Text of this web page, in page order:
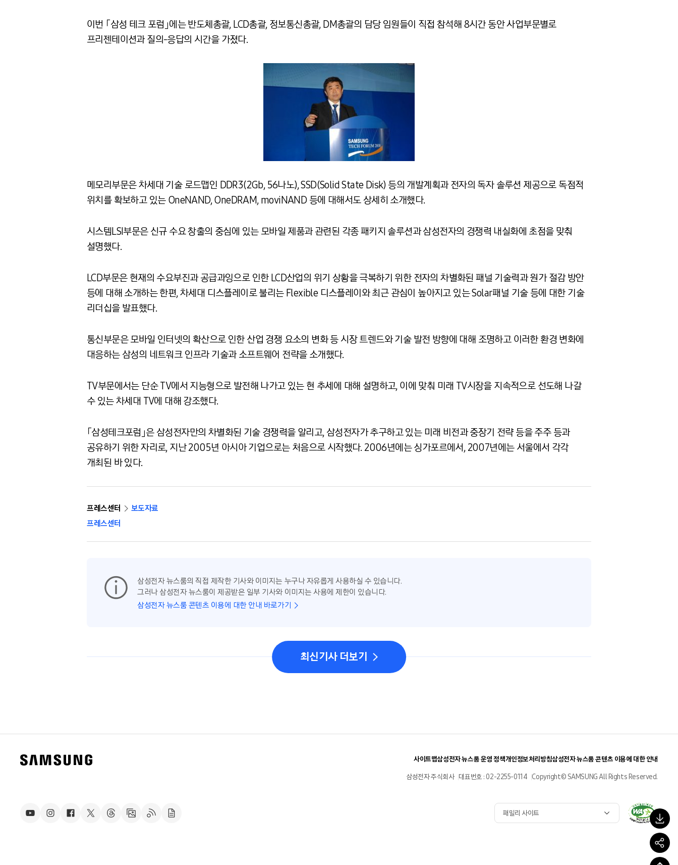
이번 「삼성 테크 포럼」에는 반도체총괄, LCD총괄, 정보통신총괄, DM총괄의 담당 임원들이 직접 참석해 8시간 동안 사업부문별로
프리젠테이션과 질의-응답의 시간을 가졌다.
메모리부문은 차세대 기술 로드맵인 DDR3(2Gb, 56나노), SSD(Solid State Disk) 등의 개발계획과 전자의 독자 솔루션 제공으로 독점적
위치를 확보하고 있는 OneNAND, OneDRAM, moviNAND 등에 대해서도 상세히 소개했다.
시스템LSI부문은 신규 수요 창출의 중심에 있는 모바일 제품과 관련된 각종 패키지 솔루션과 삼성전자의 경쟁력 내실화에 초점을 맞춰
설명했다.
LCD부문은 현재의 수요부진과 공급과잉으로 인한 LCD산업의 위기 상황을 극복하기 위한 전자의 차별화된 패널 기술력과 원가 절감 방안
등에 대해 소개하는 한편, 차세대 디스플레이로 불리는 Flexible 디스플레이와 최근 관심이 높아지고 있는 Solar패널 기술 등에 대한 기술
리더십을 발표했다.
통신부문은 모바일 인터넷의 확산으로 인한 산업 경쟁 요소의 변화 등 시장 트렌드와 기술 발전 방향에 대해 조명하고 이러한 환경 변화에
대응하는 삼성의 네트워크 인프라 기술과 소프트웨어 전략을 소개했다.
TV부문에서는 단순 TV에서 지능형으로 발전해 나가고 있는 현 추세에 대해 설명하고, 이에 맞춰 미래 TV시장을 지속적으로 선도해 나갈
수 있는 차세대 TV에 대해 강조했다.
「삼성테크포럼」은 삼성전자만의 차별화된 기술 경쟁력을 알리고, 삼성전자가 추구하고 있는 미래 비전과 중장기 전략 등을 주주 등과
공유하기 위한 자리로, 지난 2005년 아시아 기업으로는 처음으로 시작했다. 2006년에는 싱가포르에서, 2007년에는 서울에서 각각
개최된 바 있다.
프레스센터
보도자료
프레스센터
삼성전자 뉴스룸의 직접 제작한 기사와 이미지는 누구나 자유롭게 사용하실 수 있습니다.
그러나 삼성전자 뉴스룸이 제공받은 일부 기사와 이미지는 사용에 제한이 있습니다.
삼성전자 뉴스룸 콘텐츠 이용에 대한 안내 바로가기
최신기사 더보기
사이트맵삼성전자 뉴스룸 운영 정책개인정보처리방침삼성전자 뉴스룸 콘텐츠 이용에 대한 안내
삼성전자 주식회사 대표번호 : 02-2255-0114 Copyright© SAMSUNG All Rights Reserved.
패밀리 사이트